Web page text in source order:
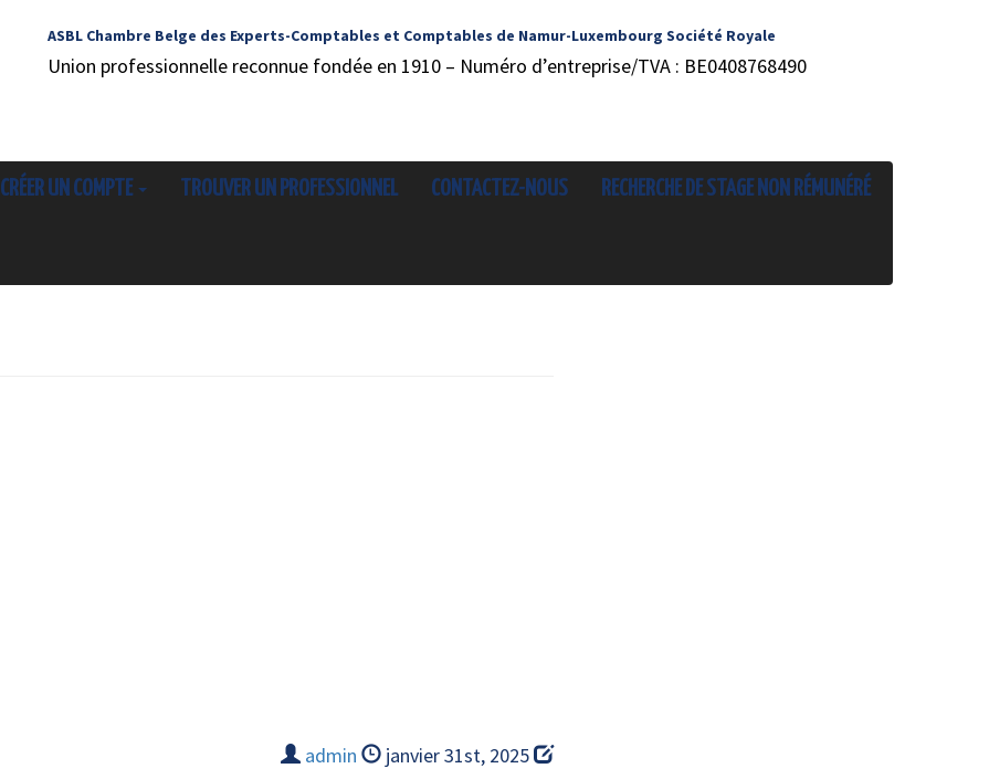
ASBL Chambre Belge des Experts-Comptables et Comptables de Namur-Luxembourg Société Royale
Union professionnelle reconnue fondée en 1910 – Numéro d’entreprise/TVA : BE0408768490
CRÉER UN COMPTE TROUVER UN PROFESSIONNEL CONTACTEZ-NOUS RECHERCHE DE STAGE NON RÉMUNÉRÉ
admin
janvier 31st, 2025